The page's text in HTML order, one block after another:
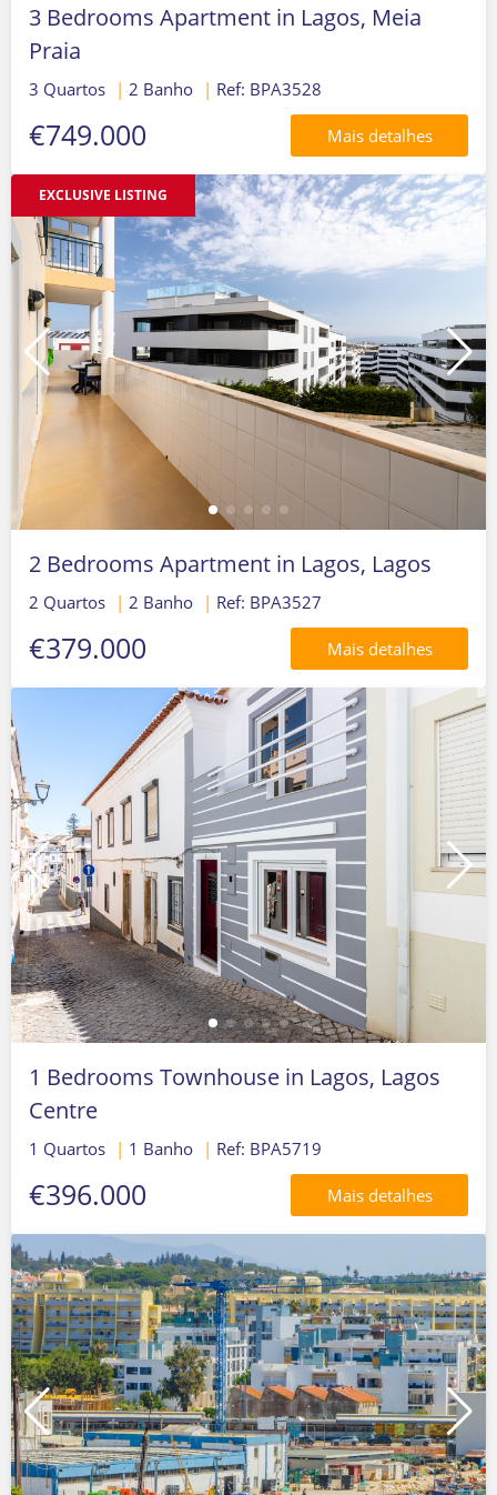
3 Bedrooms Apartment in Lagos, Meia
Praia
3 Quartos | 2 Banho | Ref: BPA3528
€749.000 Mais detalhes
EXCLUSIVE LISTING
2 Bedrooms Apartment in Lagos, Lagos
2 Quartos | 2 Banho | Ref: BPA3527
€379.000 Mais detalhes
1 Bedrooms Townhouse in Lagos, Lagos
Centre
1 Quartos | 1 Banho | Ref: BPA5719
€396.000 Mais detalhes